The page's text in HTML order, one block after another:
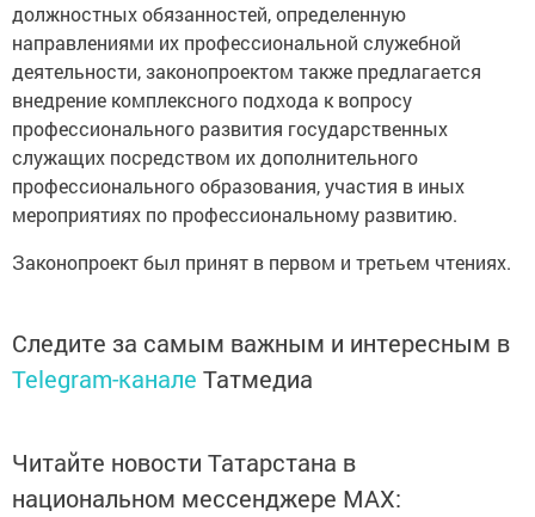
должностных обязанностей, определенную
направлениями их профессиональной служебной
деятельности, законопроектом также предлагается
внедрение комплексного подхода к вопросу
профессионального развития государственных
служащих посредством их дополнительного
профессионального образования, участия в иных
мероприятиях по профессиональному развитию.
Законопроект был принят в первом и третьем чтениях.
Следите за самым важным и интересным в
Telegram-канале Татмедиа
Читайте новости Татарстана в
национальном мессенджере MАХ: